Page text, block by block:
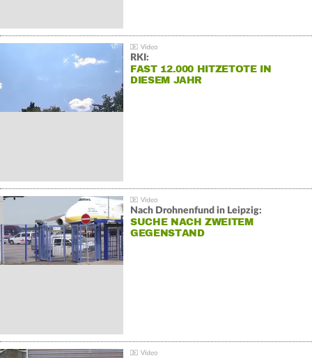
RKI:
FAST 12.000 HITZETOTE IN
DIESEM JAHR
Nach Drohnenfund in Leipzig:
SUCHE NACH ZWEITEM
GEGENSTAND